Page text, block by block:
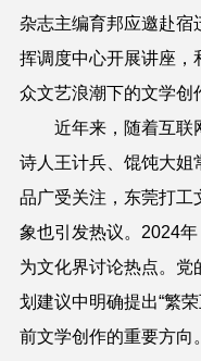
杂志主编育邦应邀赴宿
挥调度中心开展讲座，
众文艺浪潮下的文学创
近年来，随着互联
诗人王计兵、馄饨大姐
品广受关注，东莞打工
象也引发热议。2024
为文化界讨论热点。党
划建议中明确提出“繁
前文学创作的重要方向